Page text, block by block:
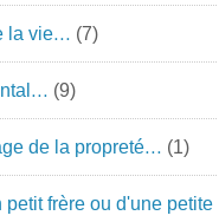
la vie… (7)
(9)
de la propreté… (1)
frère ou d'une petite